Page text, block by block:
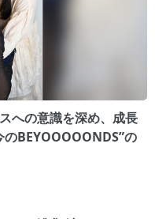
への意識を深め、成長
BEYOOOOONDS”の